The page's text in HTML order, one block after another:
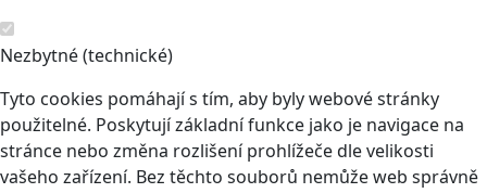
Nezbytné (technické)
Tyto cookies pomáhají s tím, aby byly webové stránky
použitelné. Poskytují základní funkce jako je navigace na
stránce nebo změna rozlišení prohlížeče dle velikosti
vašeho zařízení. Bez těchto souborů nemůže web správně